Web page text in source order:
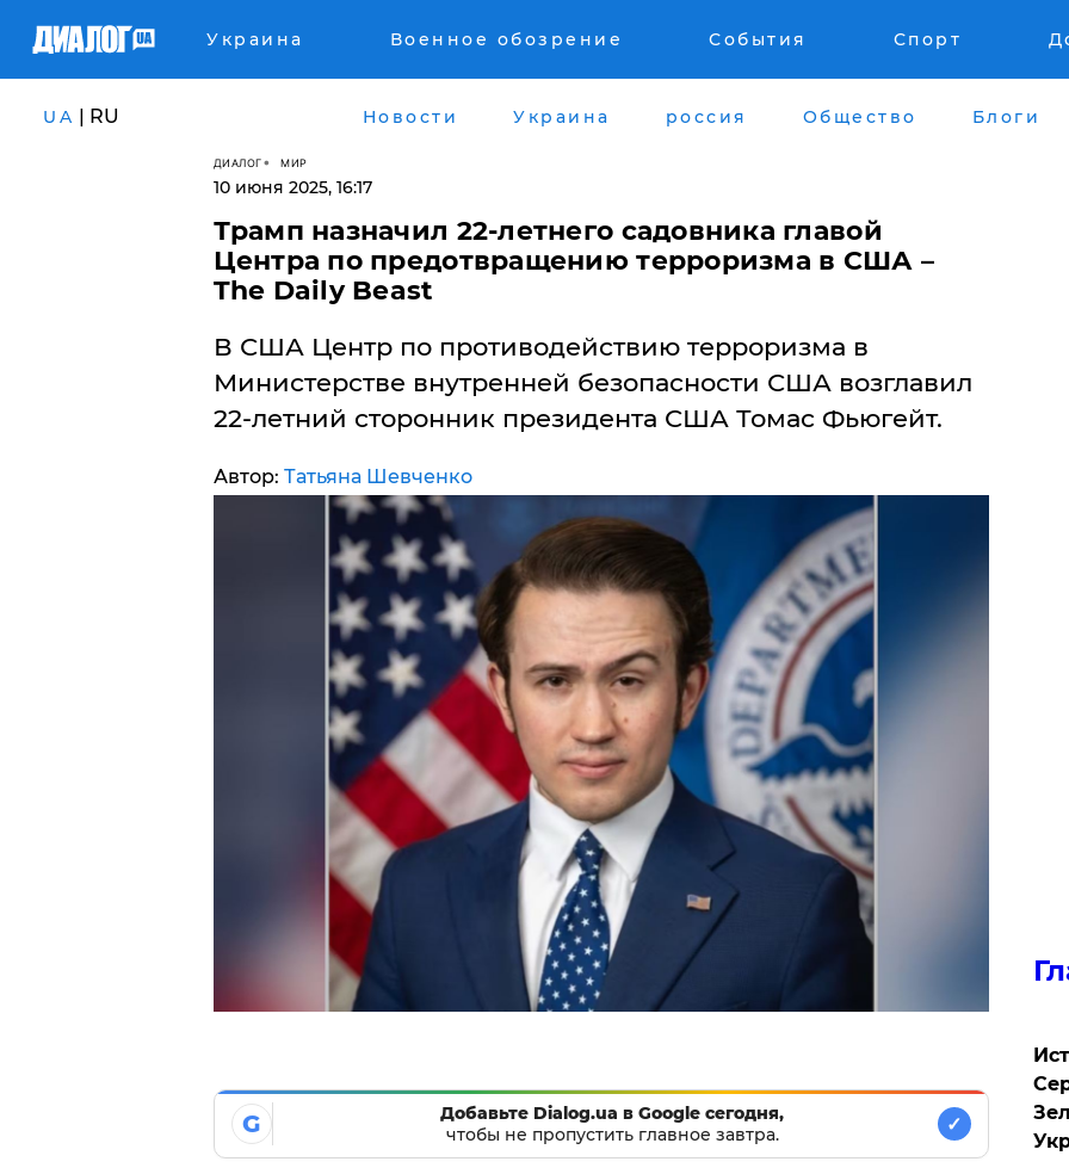
Украина Военное обозрение События Спорт
UA | RU Новости Украина россия Общество Блоги
ДИАЛОГ МИР
10 июня 2025, 16:17
Трамп назначил 22-летнего садовника главой
Центра по предотвращению терроризма в США –
The Daily Beast
​В США Центр по противодействию терроризма в
Министерстве внутренней безопасности США возглавил
22-летний сторонник президента США Томас Фьюгейт.
Автор: Татьяна Шевченко
G
Добавьте Dialog.ua в Google сегодня,
чтобы не пропустить главное завтра.
✓